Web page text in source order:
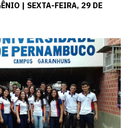
| SEXTA-FEIRA, 29 DE